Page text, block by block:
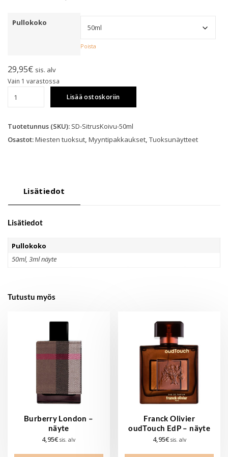
Pullokoko
Poista
29,95€ sis. alv
Vain 1 varastossa
Sitrus
&
Lisää ostoskoriin
Tuotetunnus (SKU): SD-SitrusKoivu-50ml
Osastot:Miesten tuoksut, Myyntipakkaukset, Tuoksunäytteet
Lisätiedot
Lisätiedot
Pullokoko
50ml, 3ml näyte
Tutustu myös
Burberry London –
näyte
4,95€ sis. alv
Franck Olivier
oudTouch EdP – näyte
4,95€ sis. alv